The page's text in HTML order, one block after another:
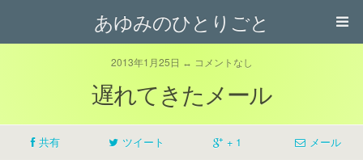
あゆみのひとりごと
2013年1月25日 ↔ コメントなし
遅れてきたメール
共有 ツイート + 1 メール